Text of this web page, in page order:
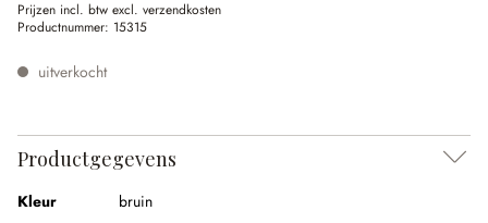
Prijzen incl. btw excl. verzendkosten
Productnummer: 15315
uitverkocht
Productgegevens
Kleur
bruin